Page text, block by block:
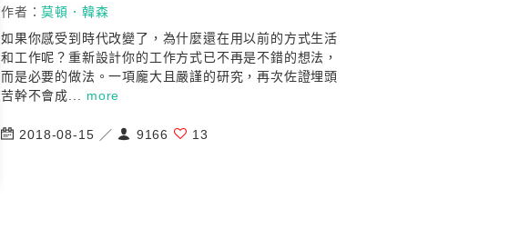
作者：莫頓．韓森
如果你感受到時代改變了，為什麼還在用以前的方式生活
和工作呢？重新設計你的工作方式已不再是不錯的想法，
而是必要的做法。一項龐大且嚴謹的研究，再次佐證埋頭
苦幹不會成... more
2018-08-15 ／ 9166 13